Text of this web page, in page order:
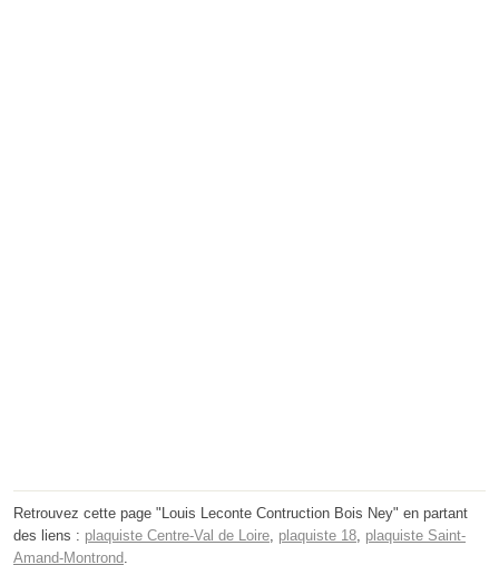
Retrouvez cette page "Louis Leconte Contruction Bois Ney" en partant
des liens : plaquiste Centre-Val de Loire plaquiste 18 plaquiste Saint-
Amand-Montrond